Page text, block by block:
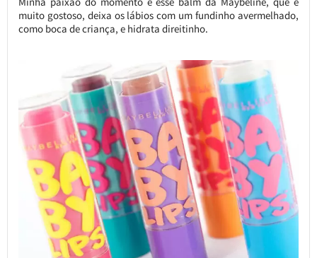
muito gostoso, deixa os lábios com um fundinho avermelhado,
como boca de criança, e hidrata direitinho.